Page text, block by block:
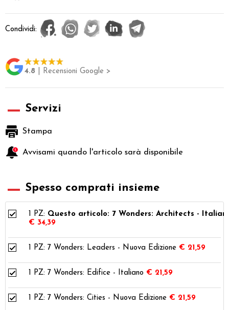
Condividi:
4.8 | Recensioni Google >
Servizi
Stampa
Avvisami quando l'articolo sarà disponibile
Spesso comprati insieme
1 PZ: Questo articolo: 7 Wonders: Architects -
€ 34,39
1 PZ: 7 Wonders: Leaders - Nuova Edizione € 21,59
1 PZ: 7 Wonders: Edifice - Italiano € 21,59
1 PZ: 7 Wonders: Cities - Nuova Edizione € 21,59